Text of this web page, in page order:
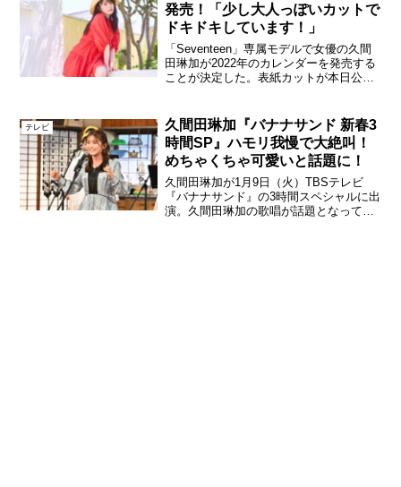
発売！「少し大人っぽいカットで
ドキドキしています！」
「Seventeen」専属モデルで女優の久間
田琳加が2022年のカレンダーを発売する
ことが決定した。表紙カットが本日公開
20日（月）17時より購入可能となる。久
間...
テレビ
久間田琳加『バナナサンド 新春3
時間SP』ハモリ我慢で大絶叫！
めちゃくちゃ可愛いと話題に！
久間田琳加が1月9日（火）TBSテレビ
『バナナサンド』の3時間スペシャルに出
演。久間田琳加の歌唱が話題となってい